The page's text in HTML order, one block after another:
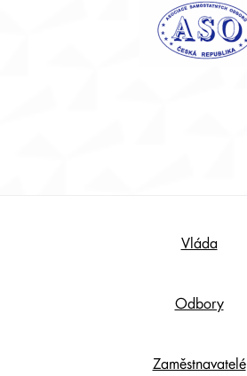
Vláda
Odbory
Zaměstnavatelé